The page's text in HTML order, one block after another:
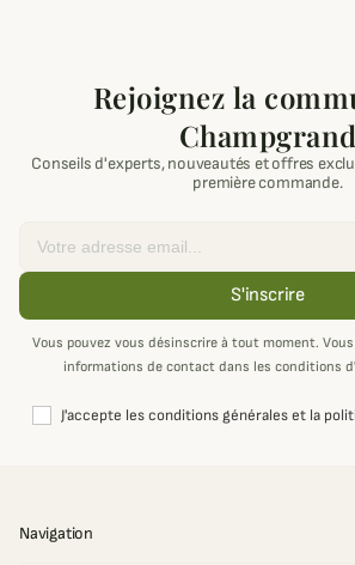
Rejoignez la
Champgrand
Conseils d'experts, nouveautés et offres
première commande.
S'inscrire
Vous pouvez vous désinscrire à tout moment.
informations de contact dans les conditions
J'accepte les conditions générales et la
Navigation